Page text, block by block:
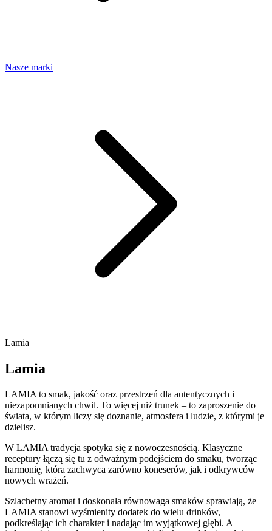
Nasze marki
Lamia
Lamia
LAMIA to smak, jakość oraz przestrzeń dla autentycznych i
niezapomnianych chwil. To więcej niż trunek – to zaproszenie do
świata, w którym liczy się doznanie, atmosfera i ludzie, z którymi je
dzielisz.
W LAMIA tradycja spotyka się z nowoczesnością. Klasyczne
receptury łączą się tu z odważnym podejściem do smaku, tworząc
harmonię, która zachwyca zarówno koneserów, jak i odkrywców
nowych wrażeń.
Szlachetny aromat i doskonała równowaga smaków sprawiają, że
LAMIA stanowi wyśmienity dodatek do wielu drinków,
podkreślając ich charakter i nadając im wyjątkowej głębi. A